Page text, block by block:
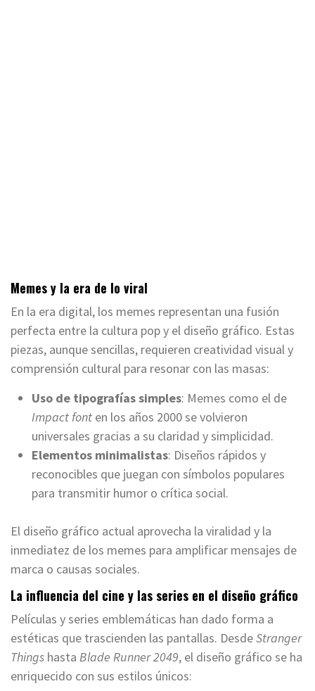
Memes y la era de lo viral
En la era digital, los memes representan una fusión
perfecta entre la cultura pop y el diseño gráfico. Estas
piezas, aunque sencillas, requieren creatividad visual y
comprensión cultural para resonar con las masas:
Uso de tipografías simples: Memes como el de
Impact font en los años 2000 se volvieron
universales gracias a su claridad y simplicidad.
Elementos minimalistas: Diseños rápidos y
reconocibles que juegan con símbolos populares
para transmitir humor o crítica social.
El diseño gráfico actual aprovecha la viralidad y la
inmediatez de los memes para amplificar mensajes de
marca o causas sociales.
La influencia del cine y las series en el diseño gráfico
Películas y series emblemáticas han dado forma a
estéticas que trascienden las pantallas. DesdeStranger
Things hasta Blade Runner 2049, el diseño gráfico se ha
enriquecido con sus estilos únicos: